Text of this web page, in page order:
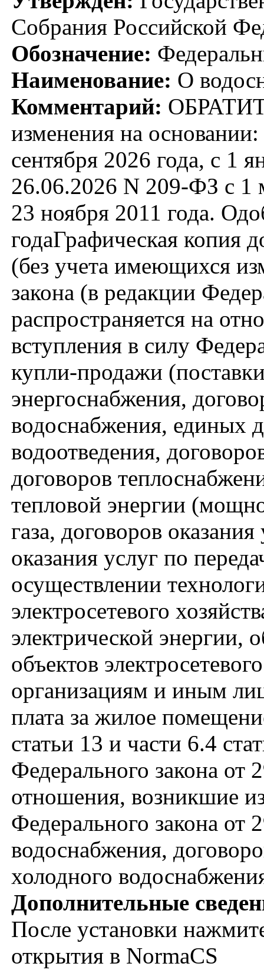
Собрания Российской
Обозначение:
Наименование: О
Комментарий:
изменения на
сентября 2026 года, с 1
26.06.2026 N 209-ФЗ с 1
23 ноября 2011 года.
годаГрафическая копия
(без учета имеющихся
закона (в редакции
распространяется на
вступления в силу
купли-продажи
энергоснабжения,
водоснабжения, единых
водоотведения,
договоров
тепловой энергии
газа, договоров
оказания услуг по
осуществлении
электросетевого
электрической энергии,
объектов
организациям и иным
плата за жилое
статьи 13 и части 6.4
Федерального закона от
отношения, возникшие
Федерального закона
водоснабжения,
холодного
Дополнительные
После установки
открытия в NormaCS